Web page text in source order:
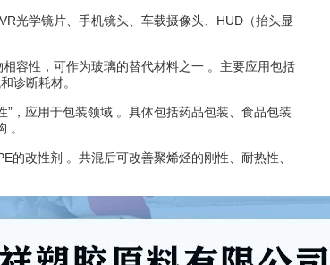
光学镜片、手机镜头、车载摄像头、HUD（抬头显
容性，可作为玻璃的替代材料之一 。主要应用包括
诊断耗材。
”，应用于包装领域 。具体包括药品包装、食品包装
。
的改性剂 。共混后可改善聚烯烃的刚性、耐热性、